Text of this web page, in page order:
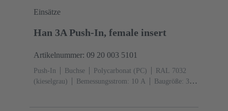
Einsätze
Han 3A Push-In, female insert
Artikelnummer: 09 20 003 5101
Push-In Buchse Polycarbonat (PC)
RAL 7032
(kieselgrau)
Bemessungsstrom: ‌10 A
Baugröße: 3